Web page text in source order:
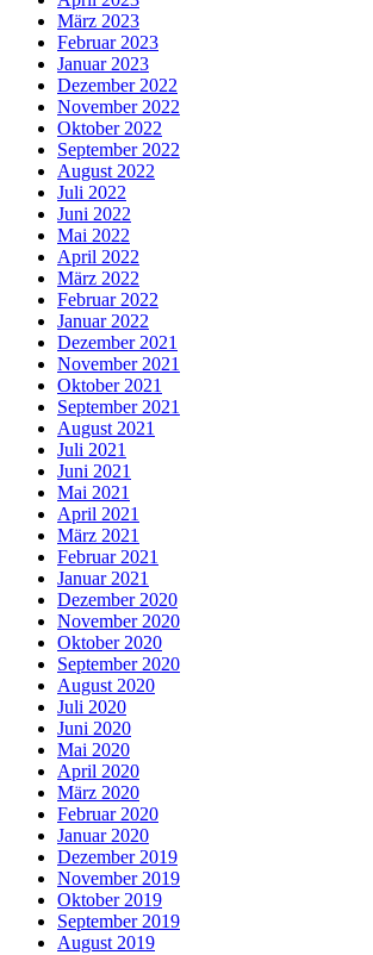
März 2023
Februar 2023
Januar 2023
Dezember 2022
November 2022
Oktober 2022
September 2022
August 2022
Juli 2022
Juni 2022
Mai 2022
April 2022
März 2022
Februar 2022
Januar 2022
Dezember 2021
November 2021
Oktober 2021
September 2021
August 2021
Juli 2021
Juni 2021
Mai 2021
April 2021
März 2021
Februar 2021
Januar 2021
Dezember 2020
November 2020
Oktober 2020
September 2020
August 2020
Juli 2020
Juni 2020
Mai 2020
April 2020
März 2020
Februar 2020
Januar 2020
Dezember 2019
November 2019
Oktober 2019
September 2019
August 2019